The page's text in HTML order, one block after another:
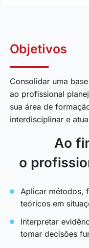
Objetivos
Consolidar uma
ao profissional
sua área de
interdisciplinar e
Ao
o
Aplicar métodos,
teóricos em
Interpretar
tomar decisões